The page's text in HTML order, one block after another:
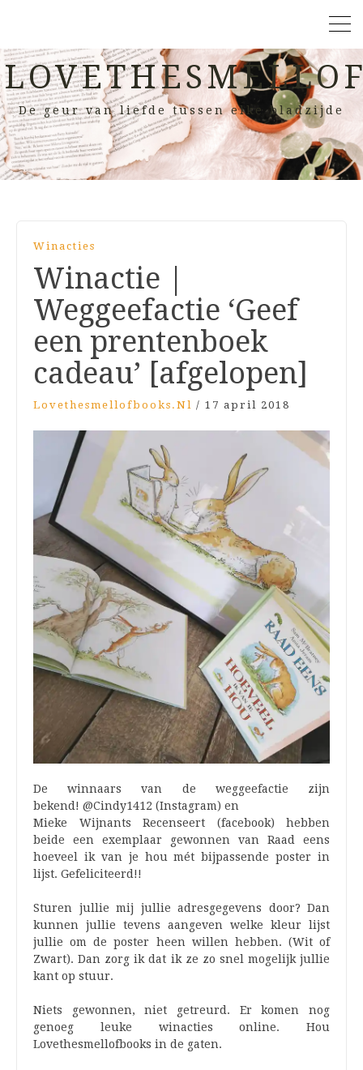
De geur van liefde tussen elke bladzijde
Winacties
Winactie |
Weggeefactie ‘Geef
een prentenboek
cadeau’ [afgelopen]
Lovethesmellofbooks.nl / 17 april 2018
De winnaars van de weggeefactie zijn
bekend! @Cindy1412 (Instagram) en
Mieke Wijnants Recenseert (facebook) hebben
beide een exemplaar gewonnen van Raad eens
hoeveel ik van je hou mét bijpassende poster in
lijst. Gefeliciteerd!!
Sturen jullie mij jullie adresgegevens door? Dan
kunnen jullie tevens aangeven welke kleur lijst
jullie om de poster heen willen hebben. (Wit of
Zwart). Dan zorg ik dat ik ze zo snel mogelijk jullie
kant op stuur.
Niets gewonnen, niet getreurd. Er komen nog
genoeg leuke winacties online. Hou
Lovethesmellofbooks in de gaten.